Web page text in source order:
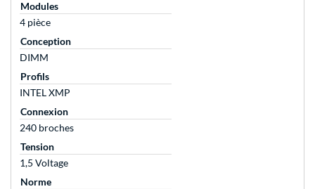
Modules
4 pièce
Conception
DIMM
Profils
INTEL XMP
Connexion
240 broches
Tension
1,5 Voltage
Norme